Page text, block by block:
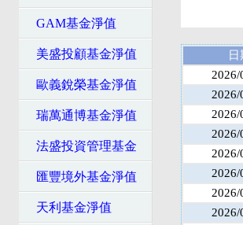
GAM基金淨值
美盛投顧基金淨值
歐義銳榮基金淨值
瑞萬通博基金淨值
法盛投資管理基金
匯豐境外基金淨值
天利基金淨值
日
2026/
2026/
2026/
2026/
2026/
2026/
2026/
2026/